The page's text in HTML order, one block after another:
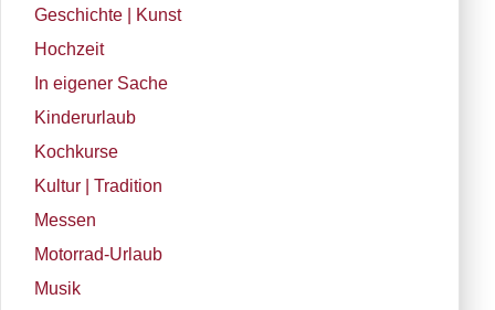
Geschichte | Kunst
Hochzeit
In eigener Sache
Kinderurlaub
Kochkurse
Kultur | Tradition
Messen
Motorrad-Urlaub
Musik